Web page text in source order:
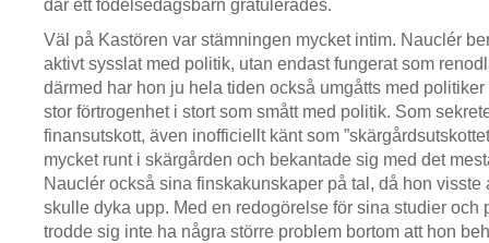
där ett födelsedagsbarn gratulerades.
Väl på Kastören var stämningen mycket intim. Nauclér
aktivt sysslat med politik, utan endast fungerat som
därmed har hon ju hela tiden också umgåtts med
stor förtrogenhet i stort som smått med politik. Som
finansutskott, även inofficiellt känt som
mycket runt i skärgården och bekantade sig med det
Nauclér också sina finskakunskaper på tal, då hon visste
skulle dyka upp. Med en redogörelse för sina studier och
trodde sig inte ha några större problem bortom att hon